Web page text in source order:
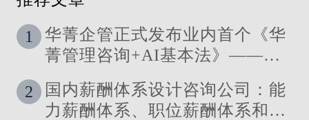
1
华菁企管正式发布业内首个《华
菁管理咨询+AI基本法》——让
2
国内薪酬体系设计咨询公司：能
力薪酬体系、职位薪酬体系和技